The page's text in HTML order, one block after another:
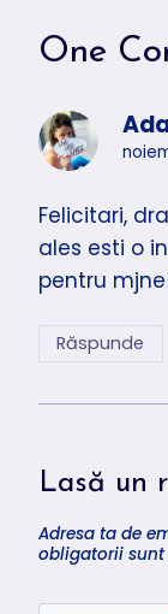
One
Felicitari,
ales esti o
pentru
Răspunde
Lasă un
Adresa ta de
obligatorii